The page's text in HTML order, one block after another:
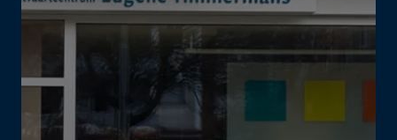
Het team Eugène Timmermans staat voor je
klaar
Het is onze missie een persoonlijke uitvaart te creëren en
families maximaal te ontzorgen.